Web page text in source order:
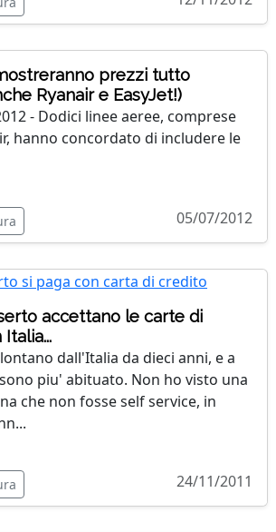
prezzi tutto
Ryanair e EasyJet!)
- Dodici linee aeree, comprese
hanno concordato di includere le
05/07/2012
accettano le carte di
dall'Italia da dieci anni, e a
piu' abituato. Non ho visto una
che non fosse self service, in
24/11/2011